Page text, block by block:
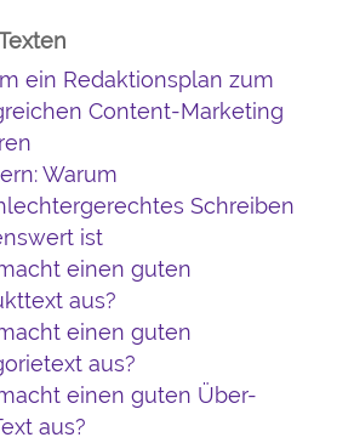
ein Redaktionsplan zum
Content-Marketing
Warum
Schreiben
ist
einen guten
aus?
einen guten
aus?
einen guten Über-
aus?